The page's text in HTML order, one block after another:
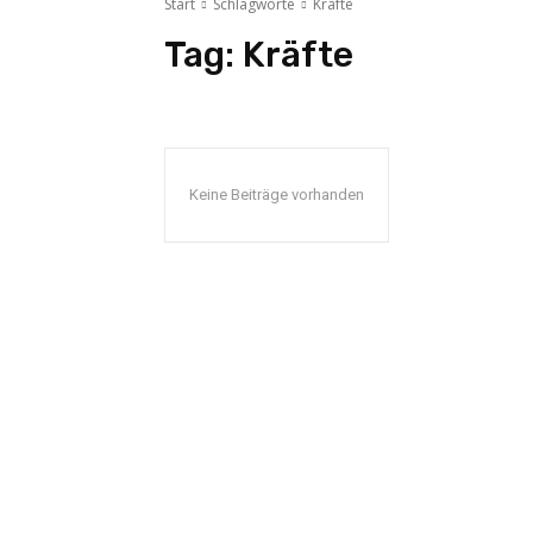
Start Schlagworte Kräfte
Tag: Kräfte
Keine Beiträge vorhanden